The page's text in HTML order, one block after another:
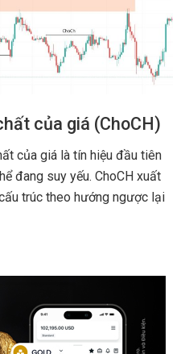
của giá (ChoCH)
của giá là tín hiệu đầu tiên
đang suy yếu. ChoCH xuất
trúc theo hướng ngược lại